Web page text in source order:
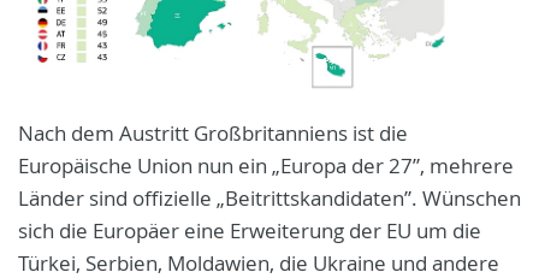
Nach dem Austritt Großbritanniens ist die
Europäische Union nun ein „Europa der 27”, mehrere
Länder sind offizielle „Beitrittskandidaten”. Wünschen
sich die Europäer eine Erweiterung der EU um die
Türkei, Serbien, Moldawien, die Ukraine und andere